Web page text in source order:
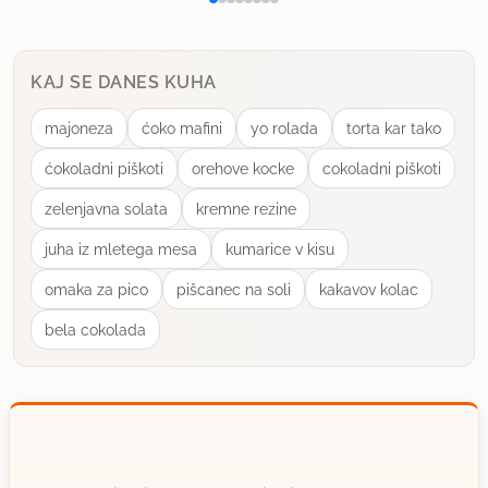
Res izvirno!Lp
uporabno
veverica
član od 2001 1038 sporočil
20.2.2009 ob 13:13
Hvala za pojasnilo!
Luckin predlog pa je se bolj zanimiv. Super!
uporabno
KAJ SE DANES KUHA
majoneza ćoko mafini yo rolada torta kar tako
ćokoladni piškoti orehove kocke cokoladni piškoti
zelenjavna solata kremne rezine
juha iz mletega mesa kumarice v kisu
omaka za pico pišcanec na soli kakavov kolac
bela cokolada